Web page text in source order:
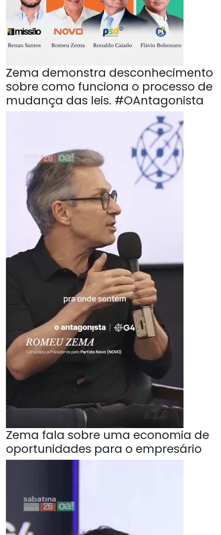
Zema demonstra desconhecimento
sobre como funciona o processo de
mudança das leis. #OAntagonista
Zema fala sobre uma economia de
oportunidades para o empresário